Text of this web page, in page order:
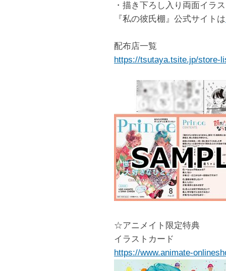
・描き下ろし入り両面イラ
『私の彼氏棚』公式サイトは
配布店一覧
https://tsutaya.tsite.jp/store-
☆アニメイト限定特典
イラストカード
https://www.animate-